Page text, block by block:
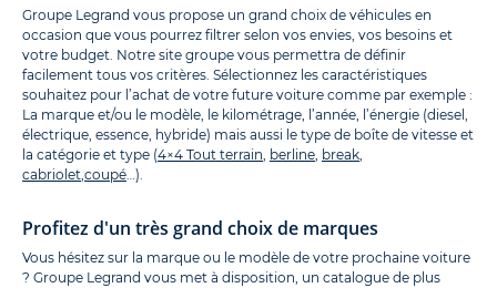
Groupe Legrand vous propose un grand choix de véhicules en
occasion que vous pourrez filtrer selon vos envies, vos besoins et
votre budget. Notre site groupe vous permettra de définir
facilement tous vos critères. Sélectionnez les caractéristiques
souhaitez pour l’achat de votre future voiture comme par exemple :
La marque et/ou le modèle, le kilométrage, l’année, l’énergie (diesel,
électrique, essence, hybride) mais aussi le type de boîte de vitesse et
la catégorie et type (4×4 Tout terrain, berline, break,
cabriolet,coupé…).
Profitez d'un très grand choix de marques
Vous hésitez sur la marque ou le modèle de votre prochaine voiture
? Groupe Legrand vous met à disposition, un catalogue de plus